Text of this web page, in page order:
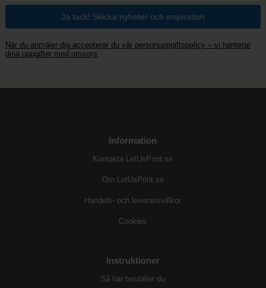
När du anmäler dig accepterar du vår personuppgiftspolicy – vi hanterar
dina uppgifter med omsorg.
Information
Kontakta LetUsPrint.se
Om LetUsPrint.se
Handels- och leveransvillkor
Cookies
Instruktioner
Så här beställer du